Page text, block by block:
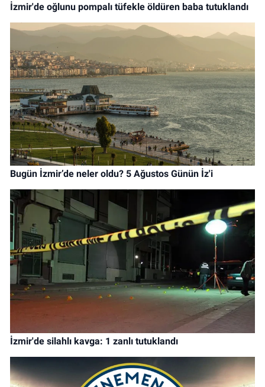
İzmir'de oğlunu pompalı tüfekle öldüren baba tutuklandı
Bugün İzmir’de neler oldu? 5 Ağustos Günün İz'i
İzmir'de silahlı kavga: 1 zanlı tutuklandı